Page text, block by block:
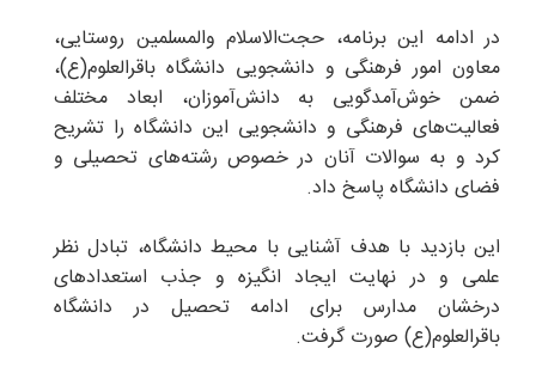
در ادامه این برنامه، حجت‌الاسلام والمسلمین روستایی،
معاون امور فرهنگی و دانشجویی دانشگاه باقرالعلوم(ع)،
ضمن خوش‌آمدگویی به دانش‌آموزان، ابعاد مختلف
فعالیت‌های فرهنگی و دانشجویی این دانشگاه را تشریح
کرد و به سوالات آنان در خصوص رشته‌های تحصیلی و
فضای دانشگاه پاسخ داد.
این بازدید با هدف آشنایی با محیط دانشگاه، تبادل نظر
علمی و در نهایت ایجاد انگیزه و جذب استعدادهای
درخشان مدارس برای ادامه تحصیل در دانشگاه
باقرالعلوم(ع) صورت گرفت.